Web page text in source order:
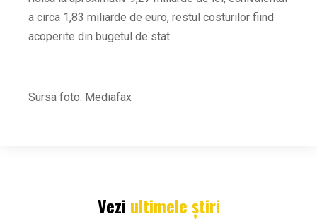
a circa 1,83 miliarde de euro, restul costurilor fiind
acoperite din bugetul de stat.
Sursa foto: Mediafax
Vezi ultimele știri